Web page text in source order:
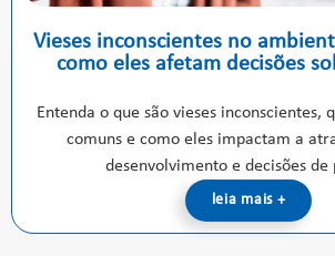
Vieses inconscientes no
como eles afetam decisões
Entenda o que são vieses inconscientes,
comuns e como eles impactam a
desenvolvimento e decisões de
leia mais +